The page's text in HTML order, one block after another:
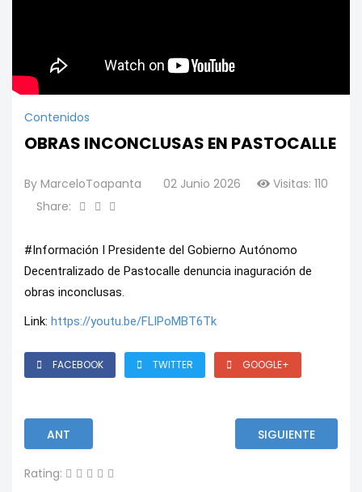
Contenidos
OBRAS INCONCLUSAS EN PASTOCALLE
By MarceloToapanta 02 Junio 2026
Visitas: 110
Share:
#Información I Presidente del Gobierno Autónomo
Decentralizado de Pastocalle denuncia inaguración de
obras inconclusas.
Link: https://youtu.be/FLlPoMBT6Tk
FACEBOOK TWITTER GOOGLE+
ANT SIGUIENTE
Rating: